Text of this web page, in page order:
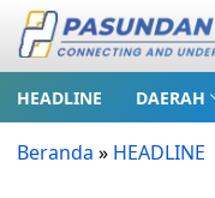
HEADLINE DAERAH
Beranda » HEADLINE